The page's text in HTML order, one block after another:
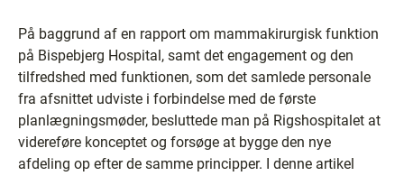
På baggrund af en rapport om mammakirurgisk funktion
på Bispebjerg Hospital, samt det engagement og den
tilfredshed med funktionen, som det samlede personale
fra afsnittet udviste i forbindelse med de første
planlægningsmøder, besluttede man på Rigshospitalet at
videreføre konceptet og forsøge at bygge den nye
afdeling op efter de samme principper. I denne artikel